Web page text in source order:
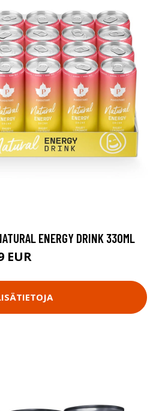
ENERGY DRINK 330ML
EUR